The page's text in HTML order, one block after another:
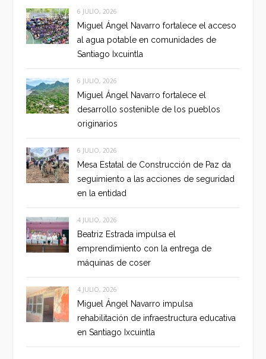
6 JULIO, 2026
Miguel Ángel Navarro fortalece el acceso
al agua potable en comunidades de
Santiago Ixcuintla
6 JULIO, 2026
Miguel Ángel Navarro fortalece el
desarrollo sostenible de los pueblos
originarios
6 JULIO, 2026
Mesa Estatal de Construcción de Paz da
seguimiento a las acciones de seguridad
en la entidad
4 JULIO, 2026
Beatriz Estrada impulsa el
emprendimiento con la entrega de
máquinas de coser
4 JULIO, 2026
Miguel Ángel Navarro impulsa
rehabilitación de infraestructura educativa
en Santiago Ixcuintla